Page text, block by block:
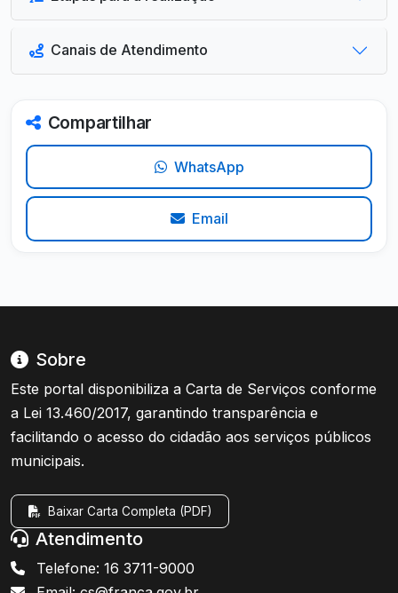
Canais de Atendimento
Compartilhar
WhatsApp
Email
Sobre
Este portal disponibiliza a Carta de Serviços conforme
a Lei 13.460/2017, garantindo transparência e
facilitando o acesso do cidadão aos serviços públicos
municipais.
Baixar Carta Completa (PDF)
Atendimento
Telefone: 16 3711-9000